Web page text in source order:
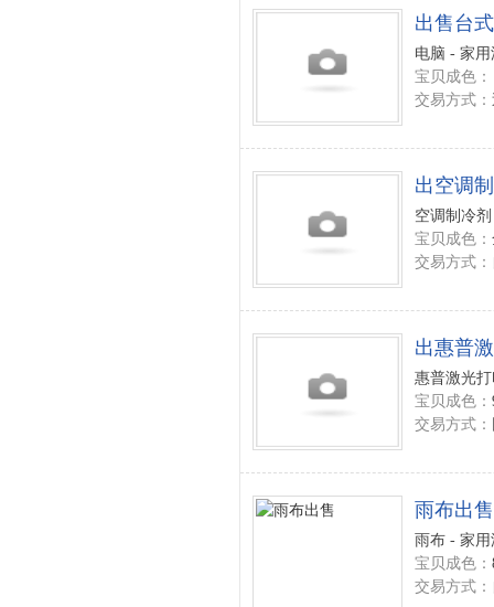
出售台
电脑 - 家用
宝贝成色：
交易方式：
出空调
空调制冷
宝贝成色：
交易方式：
出惠普
惠普激光
宝贝成色：
交易方式：
雨布出售
雨布 - 家用
宝贝成色：
交易方式：